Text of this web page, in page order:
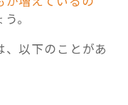
。
以下のことがあ